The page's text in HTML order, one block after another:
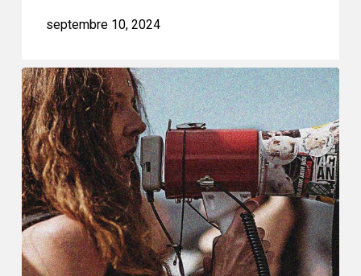
campusseptembre 10, 2024
L’ACLC
dépose
son
mémoire
auprès
de
la
Commission
des
services